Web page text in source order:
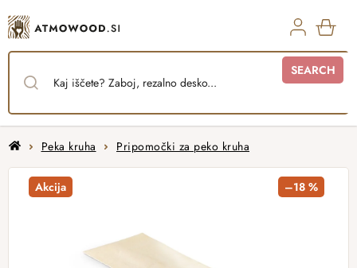
to
content
SEARCH
HomePeka kruha Pripomočki za peko kruha
Akcija –18 %